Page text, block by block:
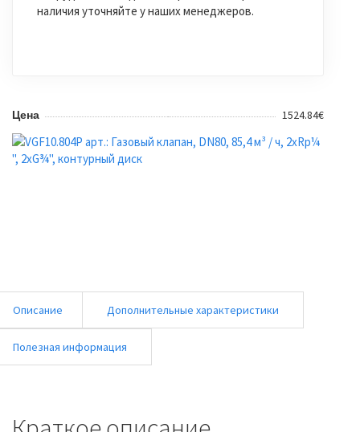
наличия уточняйте у наших менеджеров.
Цена 1524.84€
Описание Дополнительные характеристики
Полезная информация